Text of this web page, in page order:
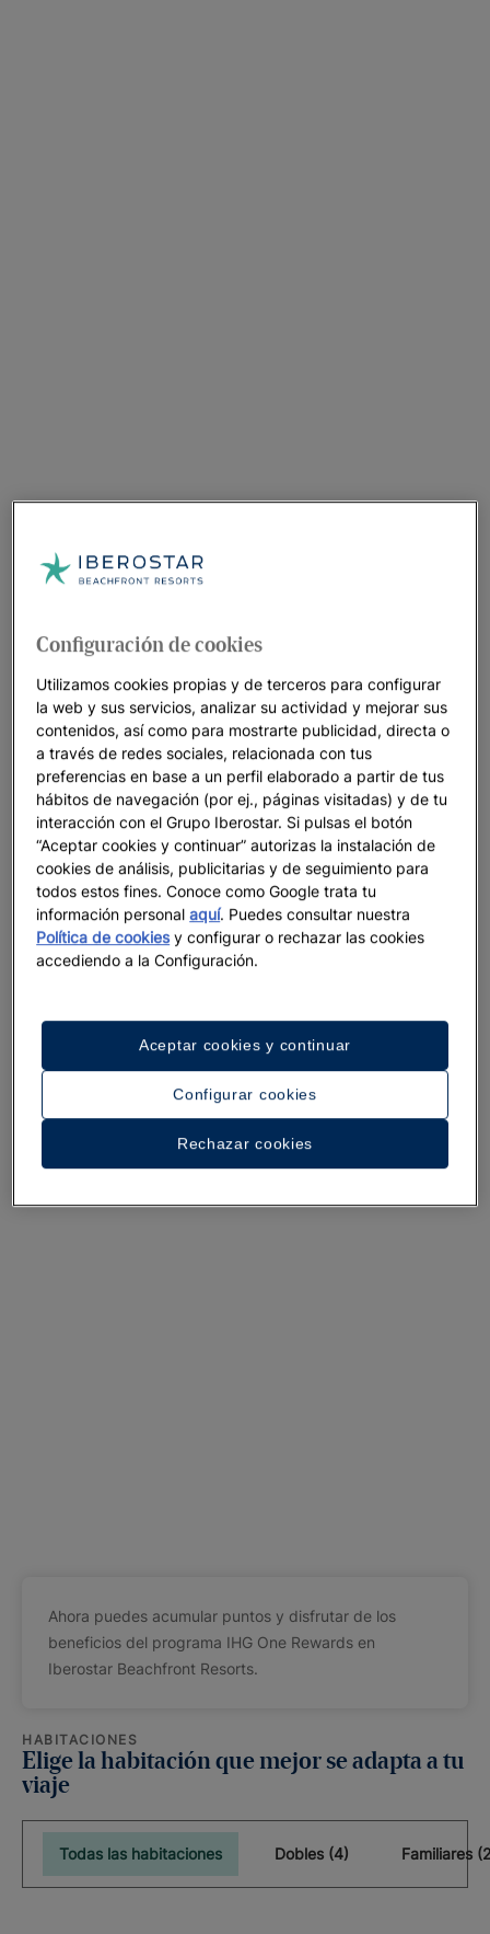
Un paseo por el hotel
Ahora puedes acumular puntos y disfrutar de los
beneficios del programa IHG One Rewards en
Iberostar Beachfront Resorts.
HABITACIONES
Elige la habitación que mejor se adapta a tu
viaje
Todas las habitaciones Dobles (4) Familiares
Configuración de cookies
Utilizamos cookies propias y de terceros para configurar
la web y sus servicios, analizar su actividad y mejorar sus
contenidos, así como para mostrarte publicidad, directa o
a través de redes sociales, relacionada con tus
preferencias en base a un perfil elaborado a partir de tus
hábitos de navegación (por ej., páginas visitadas) y de tu
interacción con el Grupo Iberostar. Si pulsas el botón
“Aceptar cookies y continuar” autorizas la instalación de
cookies de análisis, publicitarias y de seguimiento para
todos estos fines. Conoce como Google trata tu
información personalaquí. Puedes consultar nuestra
Política de cookiesy configurar o rechazar las cookies
accediendo a la Configuración.
Configurar cookies
Rechazar cookies
Aceptar cookies y continuar